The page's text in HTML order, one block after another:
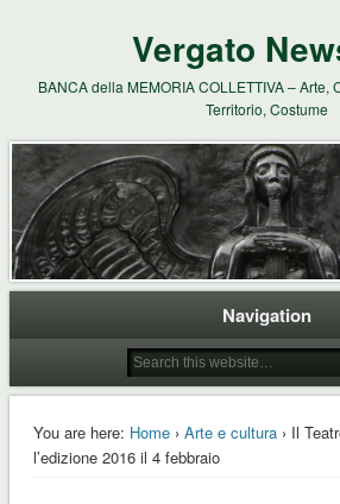
Vergato
BANCA della MEMORIA COLLETTIVA – Arte,
Territorio, Costume
Navigation
You are here: Home› Arte e cultura› Il
l’edizione 2016 il 4 febbraio